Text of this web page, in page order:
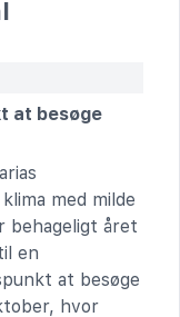
at besøge
med milde
behageligt året
en
at besøge
hvor